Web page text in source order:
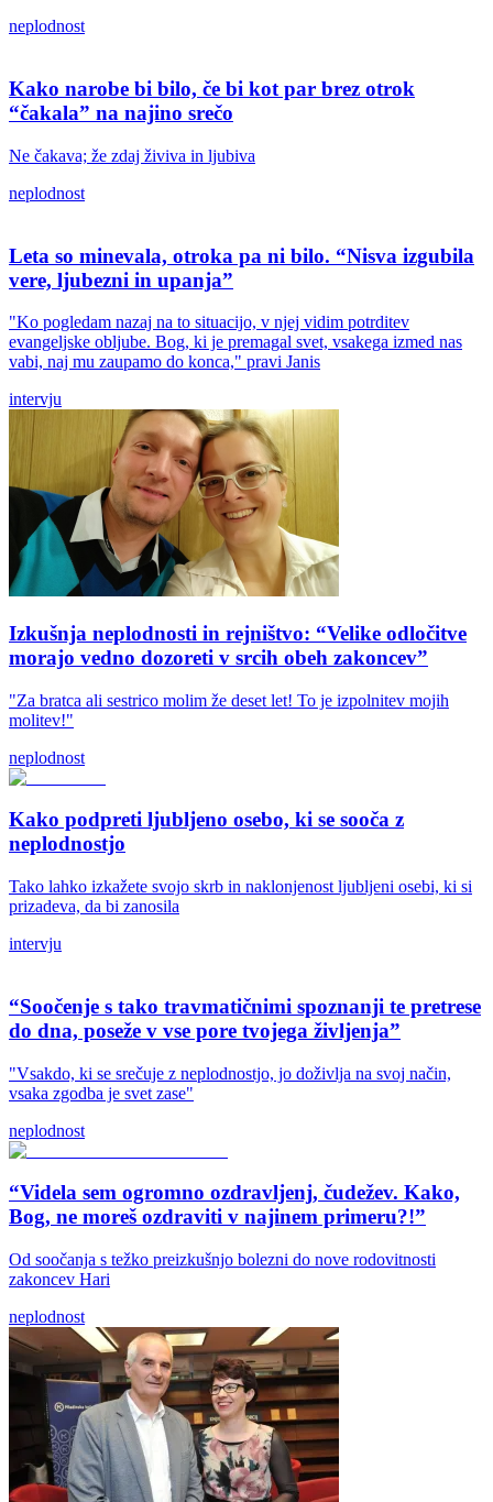
neplodnost
Kako narobe bi bilo, če bi kot par brez otrok
“čakala” na najino srečo
Ne čakava; že zdaj živiva in ljubiva
neplodnost
Leta so minevala, otroka pa ni bilo. “Nisva izgubila
vere, ljubezni in upanja”
"Ko pogledam nazaj na to situacijo, v njej vidim potrditev
evangeljske obljube. Bog, ki je premagal svet, vsakega izmed nas
vabi, naj mu zaupamo do konca," pravi Janis
intervju
Izkušnja neplodnosti in rejništvo: “Velike odločitve
morajo vedno dozoreti v srcih obeh zakoncev”
"Za bratca ali sestrico molim že deset let! To je izpolnitev mojih
molitev!"
neplodnost
Kako podpreti ljubljeno osebo, ki se sooča z
neplodnostjo
Tako lahko izkažete svojo skrb in naklonjenost ljubljeni osebi, ki si
prizadeva, da bi zanosila
intervju
“Soočenje s tako travmatičnimi spoznanji te pretrese
do dna, poseže v vse pore tvojega življenja”
"Vsakdo, ki se srečuje z neplodnostjo, jo doživlja na svoj način,
vsaka zgodba je svet zase"
neplodnost
“Videla sem ogromno ozdravljenj, čudežev. Kako,
Bog, ne moreš ozdraviti v najinem primeru?!”
Od soočanja s težko preizkušnjo bolezni do nove rodovitnosti
zakoncev Hari
neplodnost